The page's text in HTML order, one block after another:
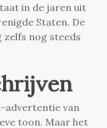
in de jaren uit
Staten. De
nog steeds
van
toon. Maar het